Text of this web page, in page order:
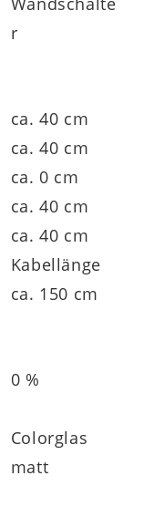
r
ca. 40 cm
ca. 40 cm
ca. 0 cm
ca. 40 cm
ca. 40 cm
Kabellänge
ca. 150 cm
0 %
Colorglas
matt